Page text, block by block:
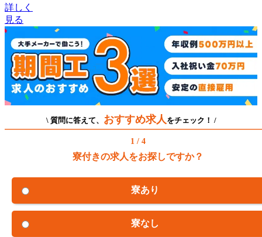
詳しく
見る
\ 質問に答えて、 おすすめ求人 をチェック！ /
1 / 4
寮付きの求人をお探しですか？
寮あり
寮なし